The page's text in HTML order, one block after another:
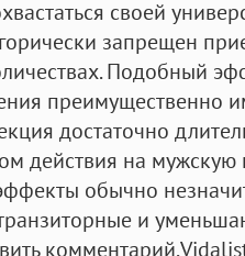
своей
запрещен
Подобный
преимущественно
достаточно
действия на мужскую
обычно
и